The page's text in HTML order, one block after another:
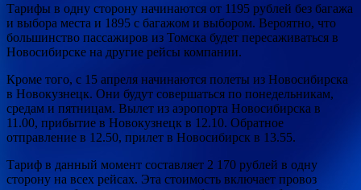
Тарифы в одну сторону начинаются от 1195 рублей без багажа
и выбора места и 1895 с багажом и выбором. Вероятно, что
большинство пассажиров из Томска будет пересаживаться в
Новосибирске на другие рейсы компании.
Кроме того, с 15 апреля начинаются полеты из Новосибирска
в Новокузнецк. Они будут совершаться по понедельникам,
средам и пятницам. Вылет из аэропорта Новосибирска в
11.00, прибытие в Новокузнецк в 12.10. Обратное
отправление в 12.50, прилет в Новосибирск в 13.55.
Тариф в данный момент составляет 2 170 рублей в одну
сторону на всех рейсах. Эта стоимость включает провоз